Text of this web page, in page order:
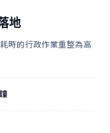
地
時的行政作業重整為高